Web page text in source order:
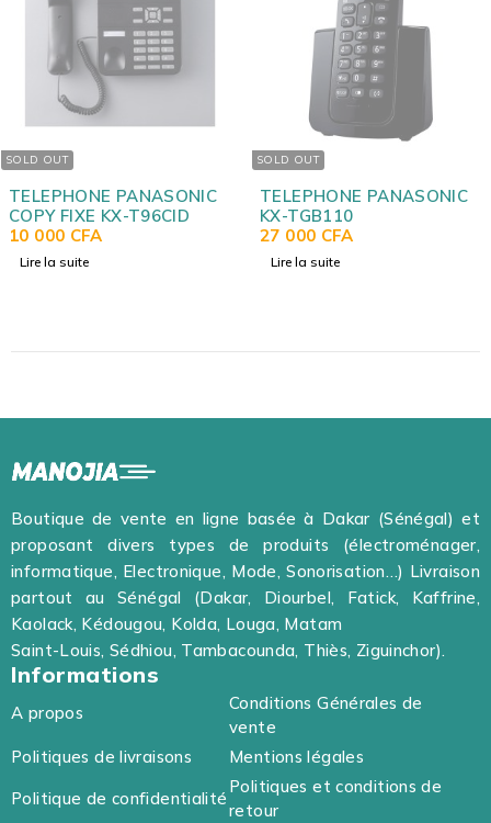
SOLD OUT
TELEPHONE PANASONIC
COPY FIXE KX-T96CID
10 000 CFA
Lire la suite
SOLD OUT
TELEPHONE PANASONIC
KX-TGB110
27 000 CFA
Lire la suite
Boutique de vente en ligne basée à Dakar (Sénégal) et
proposant divers types de produits (électroménager,
informatique, Electronique, Mode, Sonorisation…) Livraison
partout au Sénégal (Dakar, Diourbel, Fatick, Kaffrine,
Kaolack, Kédougou, Kolda, Louga, Matam
Saint-Louis, Sédhiou, Tambacounda, Thiès, Ziguinchor).
Informations
A propos
Conditions Générales de
vente
Politiques de livraisons
Mentions légales
Politique de confidentialité
Politiques et conditions de
retour